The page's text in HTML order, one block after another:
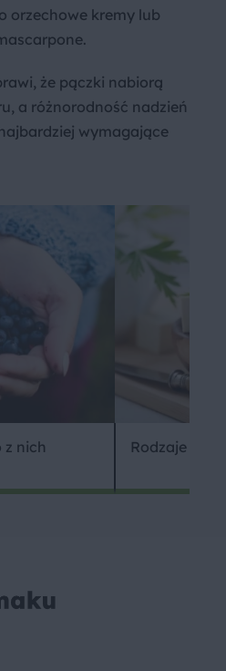
orzechowe kremy lub
że pączki nabiorą
a różnorodność nadzień
wymagające
z nich
Rodzaje tofu